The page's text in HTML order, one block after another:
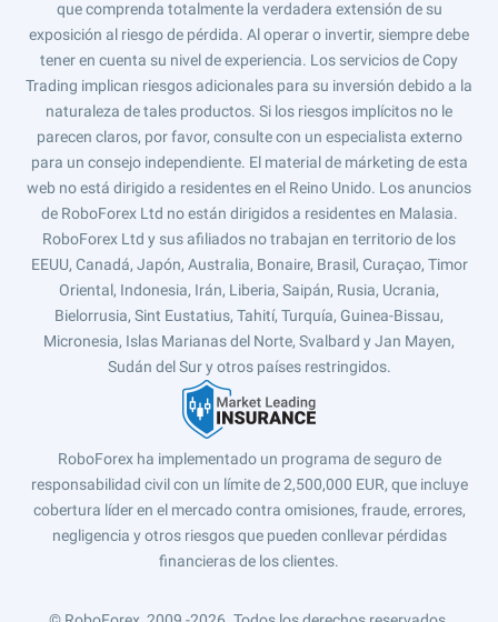
que comprenda totalmente la verdadera extensión de su
exposición al riesgo de pérdida. Al operar o invertir, siempre debe
tener en cuenta su nivel de experiencia. Los servicios de Copy
Trading implican riesgos adicionales para su inversión debido a la
naturaleza de tales productos. Si los riesgos implícitos no le
parecen claros, por favor, consulte con un especialista externo
para un consejo independiente. El material de márketing de esta
web no está dirigido a residentes en el Reino Unido. Los anuncios
de RoboForex Ltd no están dirigidos a residentes en Malasia.
RoboForex Ltd y sus afiliados no trabajan en territorio de los
EEUU, Canadá, Japón, Australia, Bonaire, Brasil, Curaçao, Timor
Oriental, Indonesia, Irán, Liberia, Saipán, Rusia, Ucrania,
Bielorrusia, Sint Eustatius, Tahití, Turquía, Guinea-Bissau,
Micronesia, Islas Marianas del Norte, Svalbard y Jan Mayen,
Sudán del Sur y otros países restringidos.
RoboForex ha implementado un programa de seguro de
responsabilidad civil con un límite de 2,500,000 EUR, que incluye
cobertura líder en el mercado contra omisiones, fraude, errores,
negligencia y otros riesgos que pueden conllevar pérdidas
financieras de los clientes.